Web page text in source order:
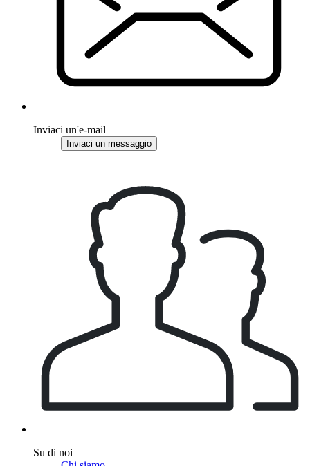
Inviaci un'e-mail
Inviaci un messaggio
Su di noi